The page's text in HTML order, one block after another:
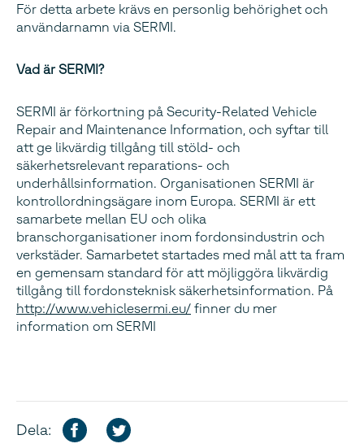
För detta arbete krävs en personlig behörighet och
användarnamn via SERMI.
Vad är SERMI?
SERMI är förkortning på Security-Related Vehicle
Repair and Maintenance Information, och syftar till
att ge likvärdig tillgång till stöld- och
säkerhetsrelevant reparations- och
underhållsinformation. Organisationen SERMI är
kontrollordningsägare inom Europa. SERMI är ett
samarbete mellan EU och olika
branschorganisationer inom fordonsindustrin och
verkstäder. Samarbetet startades med mål att ta fram
en gemensam standard för att möjliggöra likvärdig
tillgång till fordonsteknisk säkerhetsinformation. På
http://www.vehiclesermi.eu/ finner du mer
information om SERMI
Dela: